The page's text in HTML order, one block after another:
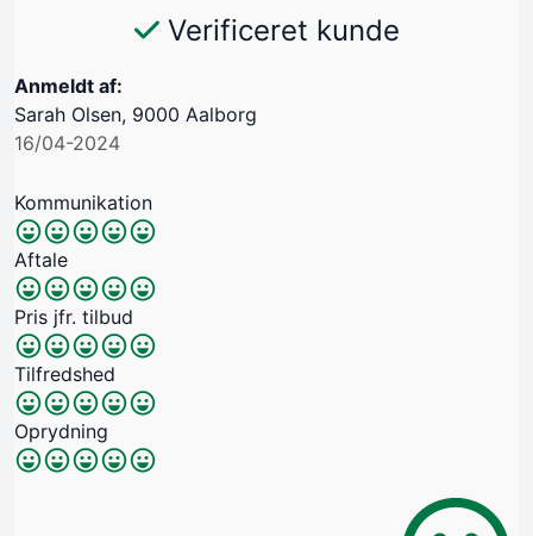
Verificeret kunde
Anmeldt af:
Sarah Olsen, 9000 Aalborg
16/04-2024
Kommunikation
Aftale
Pris jfr. tilbud
Tilfredshed
Oprydning